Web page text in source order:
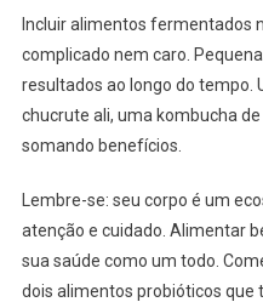
Incluir alimentos fermentados
complicado nem caro.
resultados ao longo do tempo.
chucrute ali, uma kombucha
somando benefícios.
Lembre-se: seu corpo é um
atenção e cuidado. Alimentar
sua saúde como um todo.
dois alimentos probióticos que